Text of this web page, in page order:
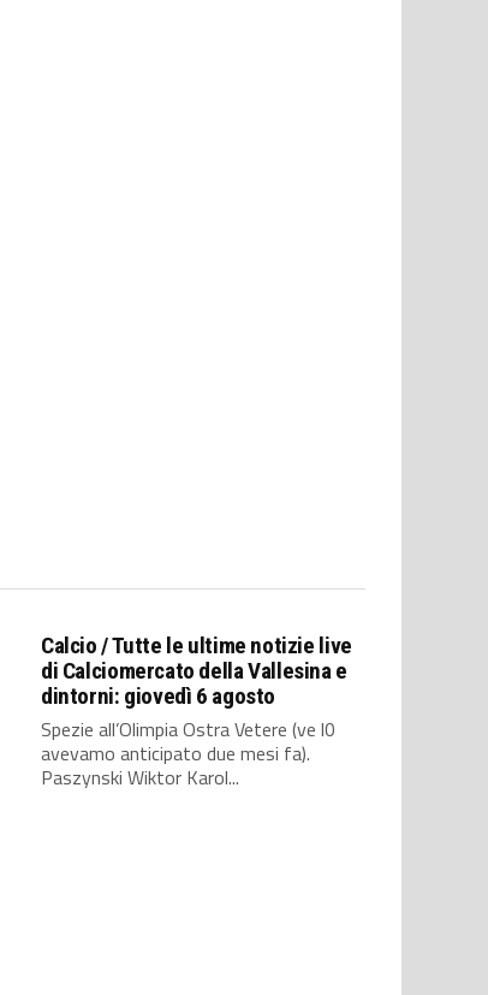
Calcio / Tutte le ultime notizie live
di Calciomercato della Vallesina e
dintorni: giovedì 6 agosto
Spezie all’Olimpia Ostra Vetere (ve l0
avevamo anticipato due mesi fa).
Paszynski Wiktor Karol...